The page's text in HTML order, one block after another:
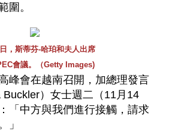
圍。
，斯蒂芬-哈珀和夫人出席
會議。（Getty Images)
峰會在越南召開，加總理發言
Buckler）女士週二（11月14
「中方與我們進行接觸，請求
」